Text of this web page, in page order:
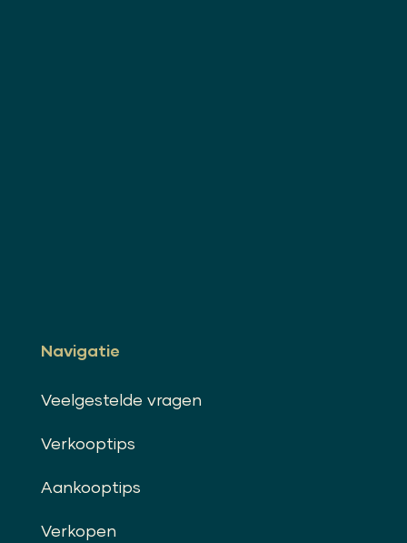
Navigatie
Veelgestelde vragen
Verkooptips
Aankooptips
Verkopen